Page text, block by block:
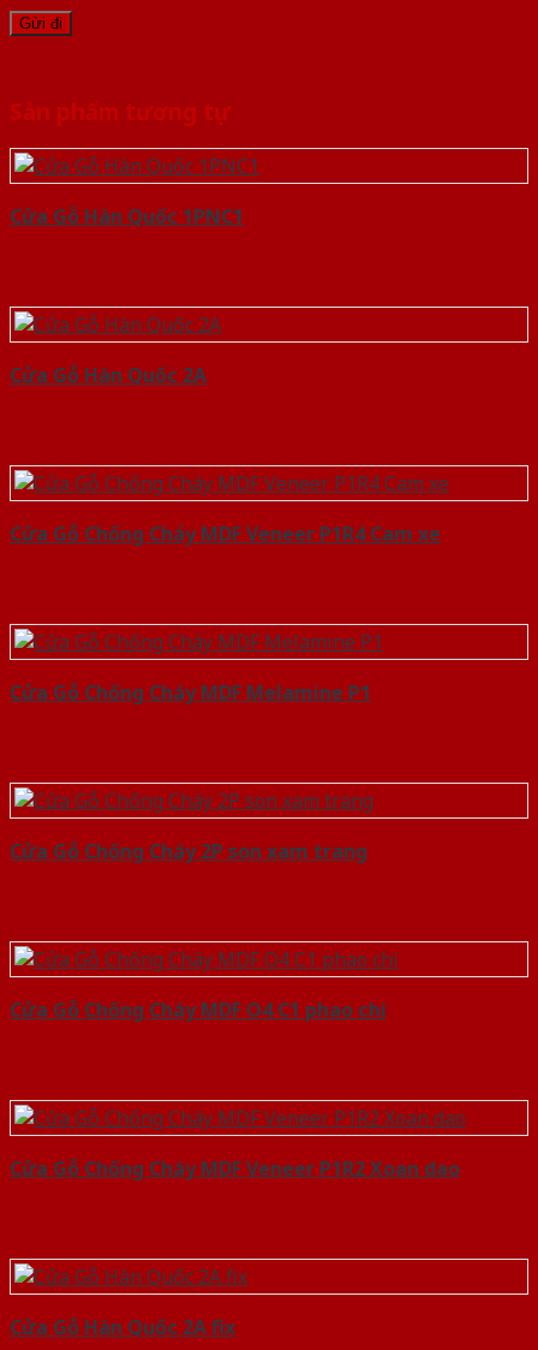
Sản phẩm tương tự
Cửa Gỗ Hàn Quốc 1PNC1
Cửa Gỗ Hàn Quốc 2A
Cửa Gỗ Chống Cháy MDF Veneer P1R4 Cam xe
Cửa Gỗ Chống Cháy MDF Melamine P1
Cửa Gỗ Chống Cháy 2P son xam trang
Cửa Gỗ Chống Cháy MDF O4 C1 phao chi
Cửa Gỗ Chống Cháy MDF Veneer P1R2 Xoan dao
Cửa Gỗ Hàn Quốc 2A fix